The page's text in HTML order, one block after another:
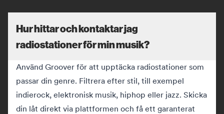
Hur hittar och kontaktar jag
radiostationer för min musik?
Använd Groover för att upptäcka radiostationer som
passar din genre. Filtrera efter stil, till exempel
indierock, elektronisk musik, hiphop eller jazz. Skicka
din låt direkt via plattformen och få ett garanterat